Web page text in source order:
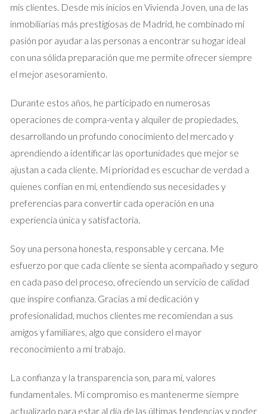
valoración subjetiva puede llevar a errores costosos al
momento de vender. Por ejemplo, un propietario que ha
vivido en su hogar durante décadas puede recordar
momentos felices y pensar que esos recuerdos añaden valor
a la propiedad. Sin embargo, los compradores potenciales ven
factores como la ubicación, el tamaño y las condiciones del
mercado actual. La falta de objetividad puede resultar en
precios inflacionados que alejan a los compradores serios. Un
agente inmobiliario local tiene el conocimiento del mercado
necesario para ayudar a establecer un precio justo y
competitivo. Esto no solo atrae más interesados, sino que
también acelera el proceso de venta.
emocional?
Desincentiva a los compradores: Un precio elevado
puede hacer que los posibles compradores se
Retrasa la venta: Las propiedades sobrevaloradas
tienden a permanecer más tiempo en el mercado.
Menor retorno: Una venta rápida y eficiente suele
resultar en mejores ganancias finales.
Caso Estudio 1: La Casa Familiar
Imaginemos el caso de Laura, quien decidió vender la casa
familiar donde creció. Para ella, cada rincón estaba cargado
mis clientes. Desde mis inicios en Vivienda Joven, una de las
inmobiliarias más prestigiosas de Madrid, he combinado mi
pasión por ayudar a las personas a encontrar su hogar ideal
con una sólida preparación que me permite ofrecer siempre
el mejor asesoramiento.
Durante estos años, he participado en numerosas
operaciones de compra-venta y alquiler de propiedades,
desarrollando un profundo conocimiento del mercado y
aprendiendo a identificar las oportunidades que mejor se
ajustan a cada cliente. Mi prioridad es escuchar de verdad a
quienes confían en mí, entendiendo sus necesidades y
preferencias para convertir cada operación en una
experiencia única y satisfactoria.
Soy una persona honesta, responsable y cercana. Me
esfuerzo por que cada cliente se sienta acompañado y seguro
en cada paso del proceso, ofreciendo un servicio de calidad
que inspire confianza. Gracias a mi dedicación y
profesionalidad, muchos clientes me recomiendan a sus
amigos y familiares, algo que considero el mayor
reconocimiento a mi trabajo.
La confianza y la transparencia son, para mí, valores
fundamentales. Mi compromiso es mantenerme siempre
actualizado para estar al día de las últimas tendencias y poder